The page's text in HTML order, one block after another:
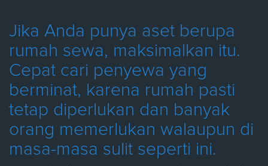
Jika Anda punya aset berupa
rumah sewa, maksimalkan itu.
Cepat cari penyewa yang
berminat, karena rumah pasti
tetap diperlukan dan banyak
orang memerlukan walaupun di
masa-masa sulit seperti ini.